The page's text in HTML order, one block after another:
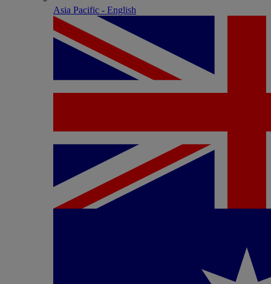
Asia Pacific - English